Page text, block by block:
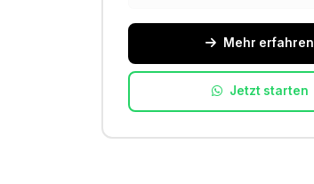
Mehr erfahren
Jetzt starten